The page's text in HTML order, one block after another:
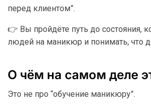
перед клиентом”.
👉 Вы пройдёте путь до состояния,
людей на маникюр и понимать, что
О чём на самом деле
Это не про “обучение маникюру”.